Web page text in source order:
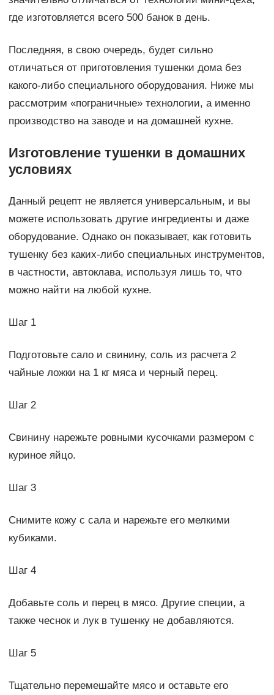
где изготовляется всего 500 банок в день.
Последняя, в свою очередь, будет сильно
отличаться от приготовления тушенки дома без
какого-либо специального оборудования. Ниже мы
рассмотрим «пограничные» технологии, а именно
производство на заводе и на домашней кухне.
Изготовление тушенки в домашних
условиях
Данный рецепт не является универсальным, и вы
можете использовать другие ингредиенты и даже
оборудование. Однако он показывает, как готовить
тушенку без каких-либо специальных инструментов,
в частности, автоклава, используя лишь то, что
можно найти на любой кухне.
Шаг 1
Подготовьте сало и свинину, соль из расчета 2
чайные ложки на 1 кг мяса и черный перец.
Шаг 2
Свинину нарежьте ровными кусочками размером с
куриное яйцо.
Шаг 3
Снимите кожу с сала и нарежьте его мелкими
кубиками.
Шаг 4
Добавьте соль и перец в мясо. Другие специи, а
также чеснок и лук в тушенку не добавляются.
Шаг 5
Тщательно перемешайте мясо и оставьте его